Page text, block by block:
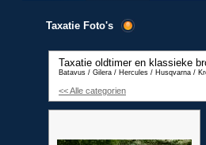
Taxatie Foto's
Taxatie oldtimer en klassieke
Batavus / Gilera / Hercules / Husqvarna /
<< Alle categorien